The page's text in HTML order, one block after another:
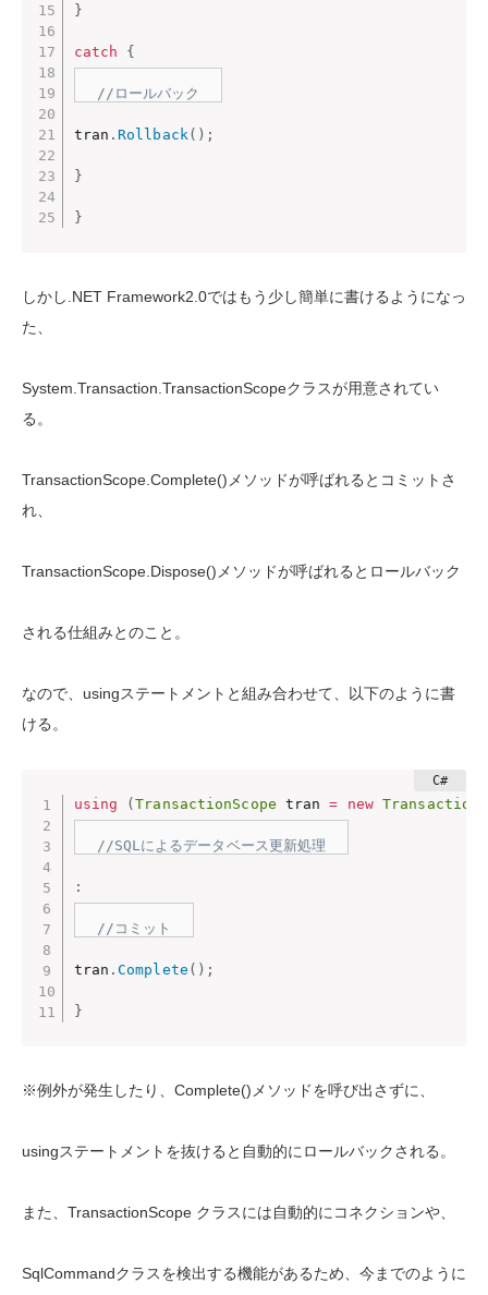
}
catch {
//ロールバック
tran .Rollback ( ) ;
}
}
しかし.NET Framework2.0ではもう少し簡単に書けるようになっ
た、
System.Transaction.TransactionScopeクラスが用意されてい
る。
TransactionScope.Complete()メソッドが呼ばれるとコミットさ
れ、
TransactionScope.Dispose()メソッドが呼ばれるとロールバック
される仕組みとのこと。
なので、usingステートメントと組み合わせて、以下のように書
ける。
using (TransactionScope tran = new
//SQLによるデータベース更新処理
:
//コミット
tran .Complete ( ) ;
}
※例外が発生したり、Complete()メソッドを呼び出さずに、
usingステートメントを抜けると自動的にロールバックされる。
また、TransactionScope クラスには自動的にコネクションや、
SqlCommandクラスを検出する機能があるため、今までのように